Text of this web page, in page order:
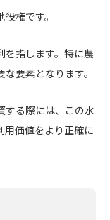
権です。
を指します。特に農
要素となります。
する際には、この水
用価値をより正確に